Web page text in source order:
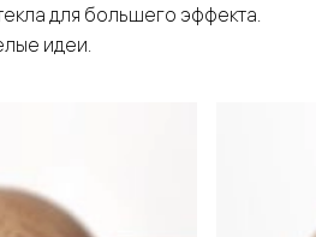
для большего эффекта.
идеи.